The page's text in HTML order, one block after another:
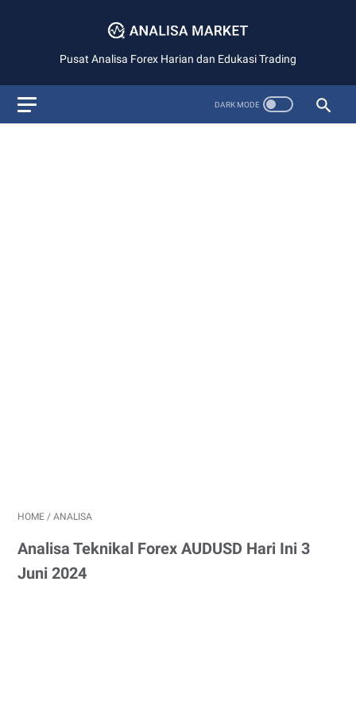
Pusat Analisa Forex Harian dan Edukasi Trading
HOME / ANALISA
Analisa Teknikal Forex AUDUSD Hari Ini 3
Juni 2024